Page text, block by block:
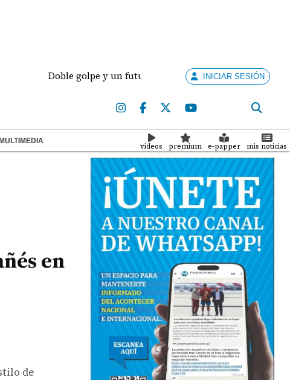
Doble golpe y un futuro por revisar Meduca
INICIAR SESIÓN
MULTIMEDIA
videos premium e-papper mis noticias
en
de